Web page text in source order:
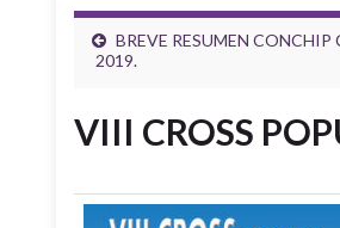
BREVE RESUMEN
2019.
VIII CROSS